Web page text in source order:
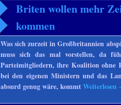
Briten wollen mehr
kommen
Was sich zurzeit in Großbritannien
muss sich das mal vorstellen, da
Parteimitgliedern, ihre Koalition ohne
bei den eigenen Ministern und das
absurd genug wäre, kommtWeiterlesen